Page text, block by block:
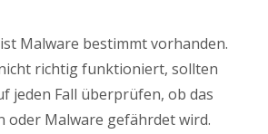
Malware bestimmt vorhanden.
richtig funktioniert, sollten
jeden Fall überprüfen, ob das
oder Malware gefährdet wird.